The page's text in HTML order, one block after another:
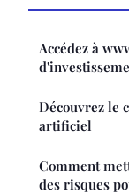
Accédez à
Découvrez le
artificiel
Comment
des risques